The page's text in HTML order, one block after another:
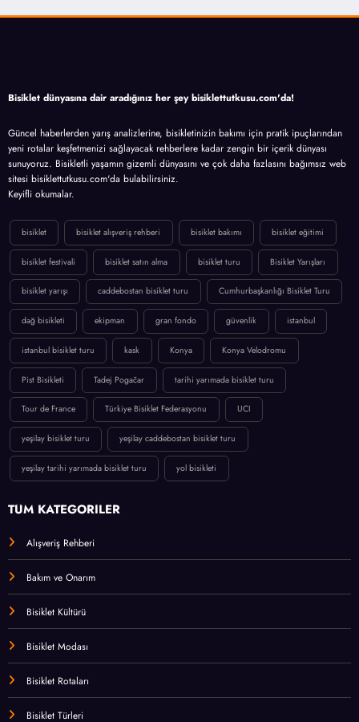
Bisiklet dünyasına dair aradığınız her şey bisiklettutkusu.com'da!
Güncel haberlerden yarış analizlerine, bisikletinizin bakımı için pratik ipuçlarından
yeni rotalar keşfetmenizi sağlayacak rehberlere kadar zengin bir içerik dünyası
sunuyoruz. Bisikletli yaşamın gizemli dünyasını ve çok daha fazlasını bağımsız web
sitesi bisiklettutkusu.com'da bulabilirsiniz.
Keyifli okumalar.
bisiklet bisiklet alışveriş rehberi bisiklet bakımı bisiklet eğitimi
bisiklet festivali bisiklet satın alma bisiklet turu Bisiklet Yarışları
bisiklet yarışı caddebostan bisiklet turu Cumhurbaşkanlığı Bisiklet Turu
dağ bisikleti ekipman gran fondo güvenlik istanbul
istanbul bisiklet turu kask Konya Konya Velodromu
Pist Bisikleti Tadej Pogačar tarihi yarımada bisiklet turu
Tour de France Türkiye Bisiklet Federasyonu UCI
yeşilay bisiklet turu yeşilay caddebostan bisiklet turu
yeşilay tarihi yarımada bisiklet turu yol bisikleti
TÜM KATEGORİLER
Alışveriş Rehberi
Bakım ve Onarım
Bisiklet Kültürü
Bisiklet Modası
Bisiklet Rotaları
Bisiklet Türleri